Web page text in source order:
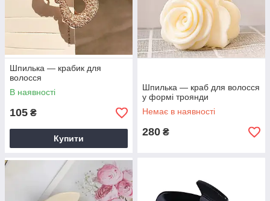
Шпилька — крабик для
волосся
В наявності
105 ₴
Купити
Шпилька — краб для волосся
у формі троянди
Немає в наявності
280 ₴